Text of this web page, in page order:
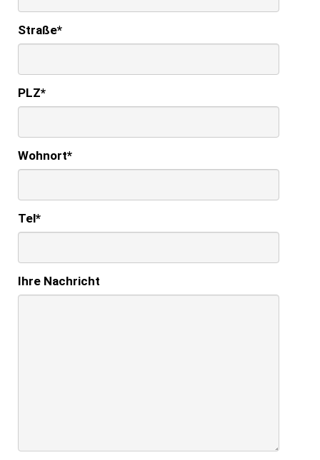
Straße*
PLZ*
Wohnort*
Tel*
Ihre Nachricht